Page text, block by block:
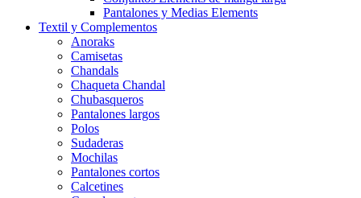
Pantalones y Medias Elements
Textil y Complementos
Anoraks
Camisetas
Chandals
Chaqueta Chandal
Chubasqueros
Pantalones largos
Polos
Sudaderas
Mochilas
Pantalones cortos
Calcetines